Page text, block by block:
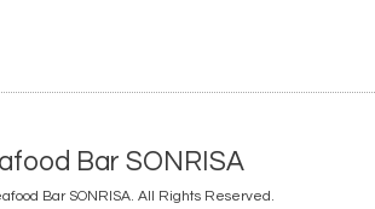
Bar SONRISA
Bar SONRISA. All Rights Reserved.